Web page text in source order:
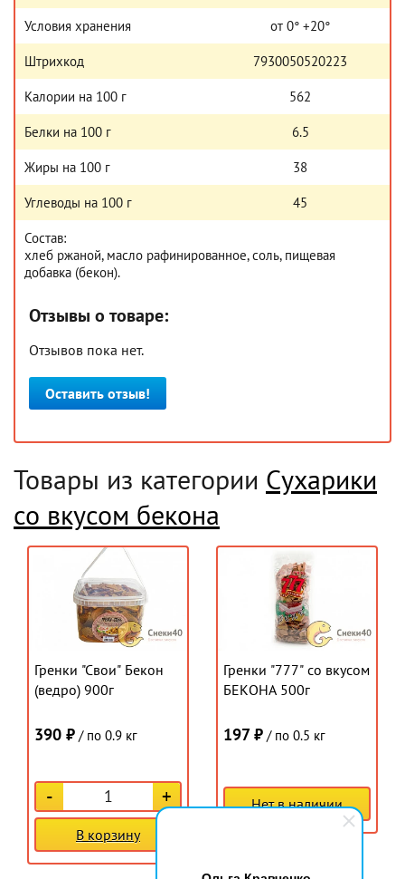
Условия хранения от 0° +20°
Штрихкод 7930050520223
Калории на 100 г 562
Белки на 100 г 6.5
Жиры на 100 г 38
Углеводы на 100 г 45
Состав:
хлеб ржаной, масло рафинированное, соль, пищевая
добавка (бекон).
Отзывы о товаре:
Отзывов пока нет.
Оставить отзыв!
Товары из категории Сухарики
со вкусом бекона
Гренки "Свои" Бекон
(ведро) 900г
390 ₽ / по 0.9 кг
- +
В корзину
Гренки "777" со вкусом
БЕКОНА 500г
197 ₽ / по 0.5 кг
Нет в наличии